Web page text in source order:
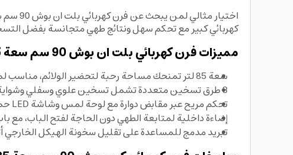
كهربائي كبير مع تحكم سهل ونتائج طهي متجانسة بفضل
مميزات فرن كهربائي بلت ان بوش 90 سم سعة 85 لتر Bosch Series 2 Built In oven:
سعة 85 لتر تمنحك مساحة رحبة لتحضير الولائم، مناسب لمن يريد فرن كهربائي كبير للاستخدام اليومي والمناسبات.
3 طرق تسخين متعددة تشمل تسخين علوي وسفلي وشواية بعرض كامل وتسخين سفلي لمرونة أكبر في الطهي.
تحكم مريح عبر مقابض دوارة مع لوحة لمس وشاشة LED حمراء لعرض الوقت ووظائف المؤقت بسهولة.
إضاءة داخلية لمتابعة الطهي دون الحاجة لفتح الباب،
تبريد مدمج للمساعدة على تقليل سخونة الهيكل